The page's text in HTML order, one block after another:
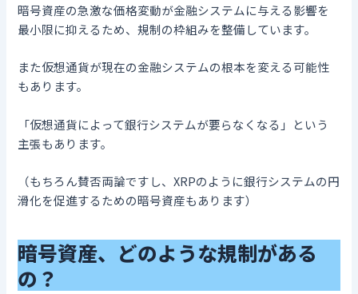
暗号資産の急激な価格変動が金融システムに与える影響を
最小限に抑えるため、規制の枠組みを整備しています。
また仮想通貨が現在の金融システムの根本を変える可能性
もあります。
「仮想通貨によって銀行システムが要らなくなる」という
主張もあります。
（もちろん賛否両論ですし、XRPのように銀行システムの円
滑化を促進するための暗号資産もあります）
暗号資産、どのような規制がある
の？